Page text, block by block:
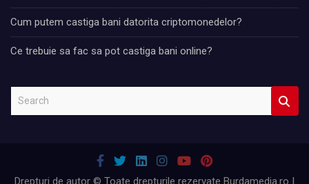
Cum putem castiga bani datorita criptomonedelor?
Ce trebuie sa fac sa pot castiga bani online?
hDrepturi de autor © Toate drepturile rezervate Burdamedia.ro |